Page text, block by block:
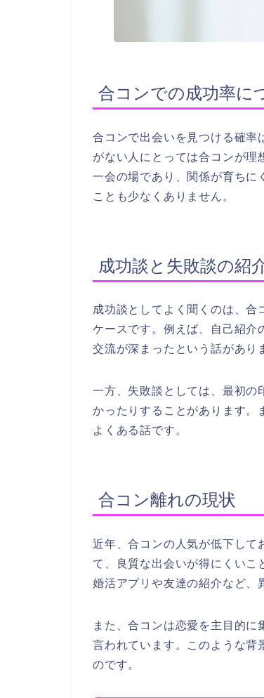
合コンでの成功率に
合コンで出会いを見つける確率
がない人にとっては合コンが理
一会の場であり、関係が育ちに
ことも少なくありません。
成功談と失敗談の紹
成功談としてよく聞くのは、合
ケースです。例えば、自己紹介
交流が深まったという話があり
一方、失敗談としては、最初の
かったりすることがあります。
よくある話です。
合コン離れの現状
近年、合コンの人気が低下して
て、良質な出会いが得にくいこ
婚活アプリや友達の紹介など、
また、合コンは恋愛を主目的
言われています。このような背
のです。